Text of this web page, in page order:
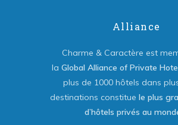
Alliance
Charme & Caractère est
la Global Alliance of Private
plus de 1000 hôtels dans
destinations constitue le plus
d’hôtels privés au